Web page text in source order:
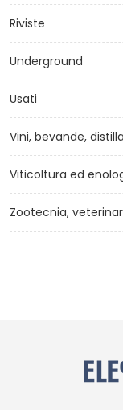
Riviste
Underground
Usati
Vini, bevande,
Viticoltura ed
Zootecnia,